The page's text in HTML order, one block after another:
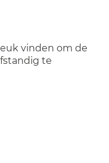
vinden om de
te